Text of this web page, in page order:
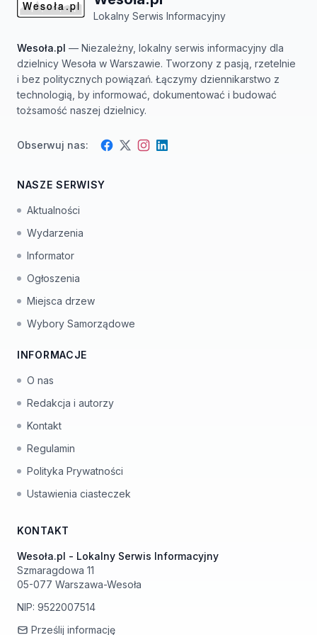
Lokalny Serwis Informacyjny
Wesoła.pl — Niezależny, lokalny serwis informacyjny dla
dzielnicy Wesoła w Warszawie. Tworzony z pasją, rzetelnie
i bez politycznych powiązań. Łączymy dziennikarstwo z
technologią, by informować, dokumentować i budować
tożsamość naszej dzielnicy.
Obserwuj nas: Facebook
TwitterInstagram
LinkedIn
NASZE SERWISY
Aktualności
Wydarzenia
Informator
Ogłoszenia
Miejsca drzew
Wybory Samorządowe
INFORMACJE
O nas
Redakcja i autorzy
Kontakt
Regulamin
Polityka Prywatności
Ustawienia ciasteczek
KONTAKT
Wesoła.pl - Lokalny Serwis Informacyjny
Szmaragdowa 11
05-077 Warszawa-Wesoła
NIP: 9522007514
Prześlij informację